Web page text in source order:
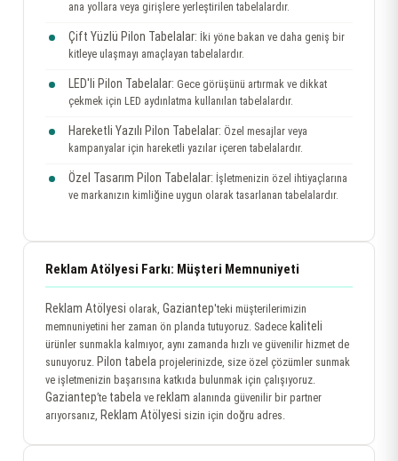
ana yollara veya girişlere yerleştirilen tabelalardır.
Çift Yüzlü Pilon Tabelalar: İki yöne bakan ve daha geniş bir
kitleye ulaşmayı amaçlayan tabelalardır.
LED'li Pilon Tabelalar: Gece görüşünü artırmak ve dikkat
çekmek için LED aydınlatma kullanılan tabelalardır.
Hareketli Yazılı Pilon Tabelalar: Özel mesajlar veya
kampanyalar için hareketli yazılar içeren tabelalardır.
Özel Tasarım Pilon Tabelalar: İşletmenizin özel ihtiyaçlarına
ve markanızın kimliğine uygun olarak tasarlanan tabelalardır.
Reklam Atölyesi Farkı: Müşteri Memnuniyeti
Reklam Atölyesi olarak, Gaziantep'teki müşterilerimizin
memnuniyetini her zaman ön planda tutuyoruz. Sadece kaliteli
ürünler sunmakla kalmıyor, aynı zamanda hızlı ve güvenilir hizmet de
sunuyoruz. Pilon tabela projelerinizde, size özel çözümler sunmak
ve işletmenizin başarısına katkıda bulunmak için çalışıyoruz.
Gaziantep’te tabela ve reklam alanında güvenilir bir partner
arıyorsanız, Reklam Atölyesi sizin için doğru adres.